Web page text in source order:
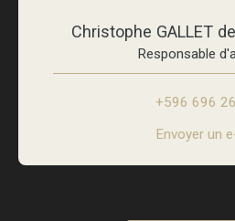
Christophe GALLET
Responsable
+596 696
Envoyer un